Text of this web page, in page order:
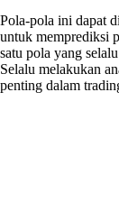
Pola-pola ini dapat
untuk memprediksi
satu pola yang
Selalu melakukan
penting dalam